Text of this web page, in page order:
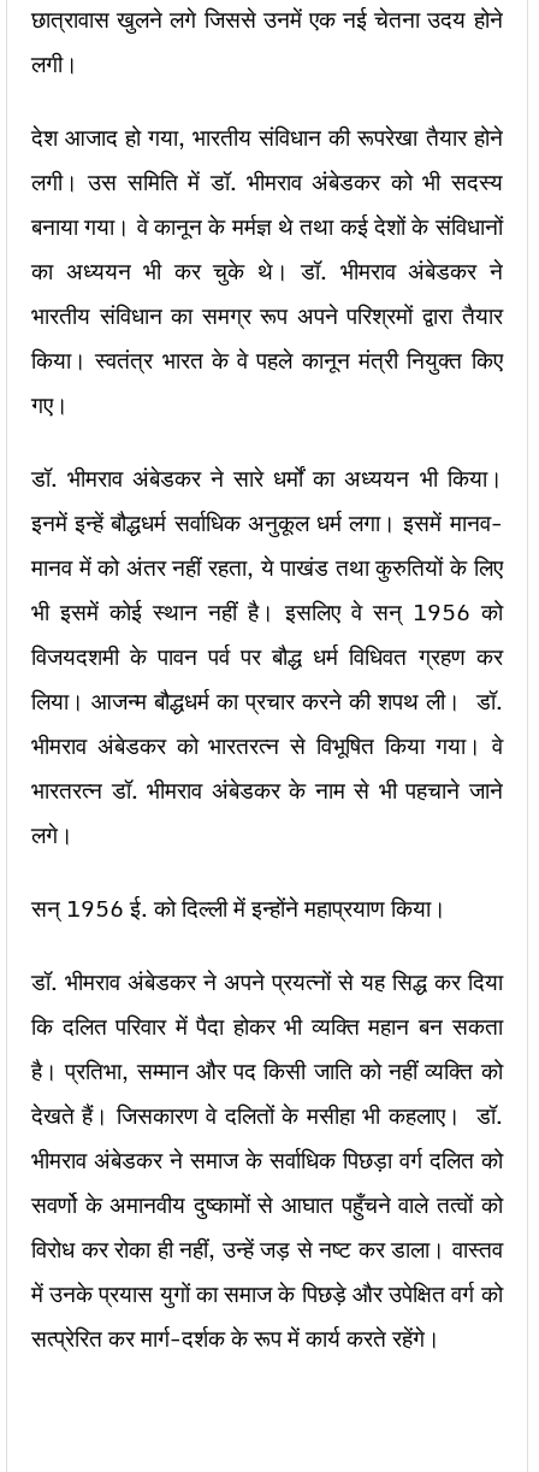
छात्रावास खुलने लगे जिससे उनमें एक नई चेतना उदय होने
लगी।
देश आजाद हो गया, भारतीय संविधान की रूपरेखा तैयार होने
लगी। उस समिति में डॉ. भीमराव अंबेडकर को भी सदस्य
बनाया गया। वे कानून के मर्मज्ञ थे तथा कई देशों के संविधानों
का अध्ययन भी कर चुके थे। डॉ. भीमराव अंबेडकर ने
भारतीय संविधान का समग्र रूप अपने परिश्रमों द्वारा तैयार
किया। स्वतंत्र भारत के वे पहले कानून मंत्री नियुक्त किए
गए।
डॉ. भीमराव अंबेडकर ने सारे धर्मों का अध्ययन भी किया।
इनमें इन्हें बौद्धधर्म सर्वाधिक अनुकूल धर्म लगा। इसमें मानव-
मानव में को अंतर नहीं रहता, ये पाखंड तथा कुरुतियों के लिए
भी इसमें कोई स्थान नहीं है। इसलिए वे सन् 1956 को
विजयदशमी के पावन पर्व पर बौद्ध धर्म विधिवत ग्रहण कर
लिया। आजन्म बौद्धधर्म का प्रचार करने की शपथ ली। डॉ.
भीमराव अंबेडकर को भारतरत्न से विभूषित किया गया। वे
भारतरत्न डॉ. भीमराव अंबेडकर के नाम से भी पहचाने जाने
लगे।
सन् 1956 ई. को दिल्ली में इन्होंने महाप्रयाण किया।
डॉ. भीमराव अंबेडकर ने अपने प्रयत्नों से यह सिद्ध कर दिया
कि दलित परिवार में पैदा होकर भी व्यक्ति महान बन सकता
है। प्रतिभा, सम्मान और पद किसी जाति को नहीं व्यक्ति को
देखते हैं। जिसकारण वे दलितों के मसीहा भी कहलाए। डॉ.
भीमराव अंबेडकर ने समाज के सर्वाधिक पिछड़ा वर्ग दलित को
सवर्णो के अमानवीय दुष्कामों से आघात पहुँचने वाले तत्वों को
विरोध कर रोका ही नहीं, उन्हें जड़ से नष्ट कर डाला। वास्तव
में उनके प्रयास युगों का समाज के पिछड़े और उपेक्षित वर्ग को
सत्प्रेरित कर मार्ग-दर्शक के रूप में कार्य करते रहेंगे।